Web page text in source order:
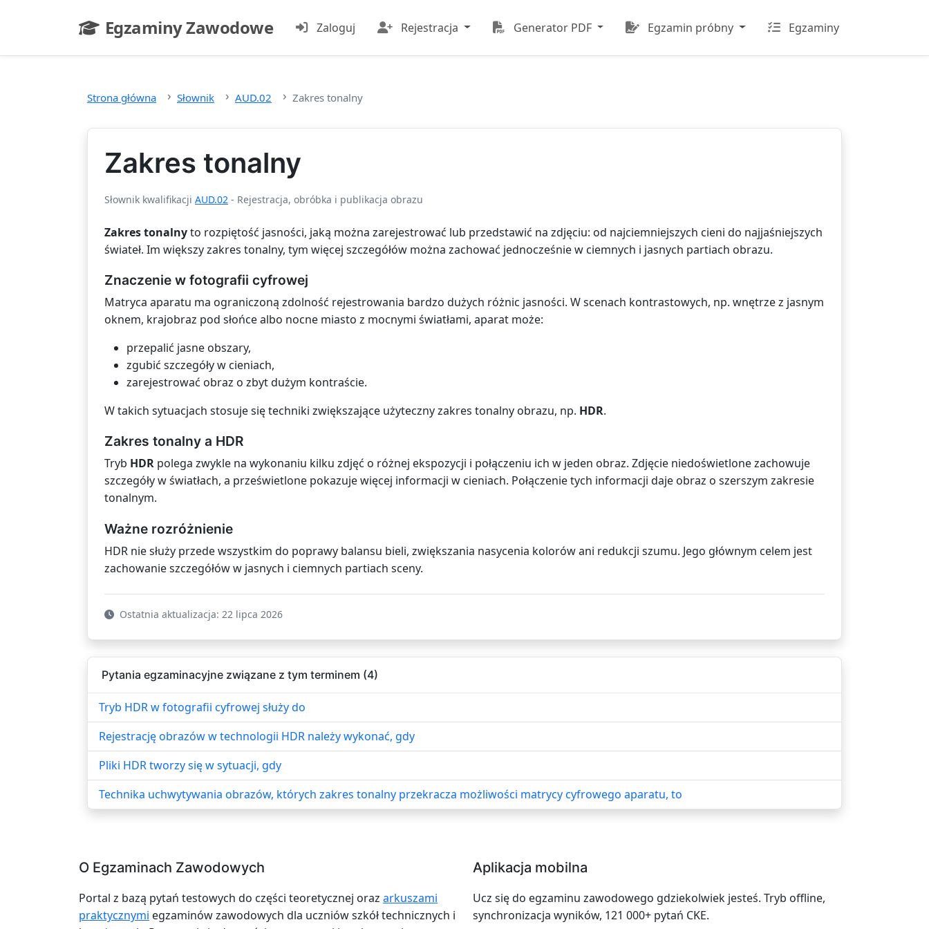
Egzaminy Zawodowe
- strona główna
Zaloguj Rejestracja Generator PDF Egzamin próbny Egzaminy
Strona główna Słownik AUD.02 Zakres tonalny
Zakres tonalny
Słownik kwalifikacji AUD.02 - Rejestracja, obróbka i publikacja obrazu
Zakres tonalnyto rozpiętość jasności, jaką można zarejestrować lub przedstawić na zdjęciu: od najciemniejszych cieni do najjaśniejszych
świateł. Im większy zakres tonalny, tym więcej szczegółów można zachować jednocześnie w ciemnych i jasnych partiach obrazu.
Znaczenie w fotografii cyfrowej
Matryca aparatu ma ograniczoną zdolność rejestrowania bardzo dużych różnic jasności. W scenach kontrastowych, np. wnętrze z jasnym
oknem, krajobraz pod słońce albo nocne miasto z mocnymi światłami, aparat może:
przepalić jasne obszary,
zgubić szczegóły w cieniach,
zarejestrować obraz o zbyt dużym kontraście.
W takich sytuacjach stosuje się techniki zwiększające użyteczny zakres tonalny obrazu, np. HDR.
Zakres tonalny a HDR
Tryb HDR polega zwykle na wykonaniu kilku zdjęć o różnej ekspozycji i połączeniu ich w jeden obraz. Zdjęcie niedoświetlone zachowuje
szczegóły w światłach, a prześwietlone pokazuje więcej informacji w cieniach. Połączenie tych informacji daje obraz o szerszym zakresie
tonalnym.
Ważne rozróżnienie
HDR nie służy przede wszystkim do poprawy balansu bieli, zwiększania nasycenia kolorów ani redukcji szumu. Jego głównym celem jest
zachowanie szczegółów w jasnych i ciemnych partiach sceny.
Ostatnia aktualizacja: 22 lipca 2026
Pytania egzaminacyjne związane z tym terminem (4)
Tryb HDR w fotografii cyfrowej służy do
Rejestrację obrazów w technologii HDR należy wykonać, gdy
Pliki HDR tworzy się w sytuacji, gdy
Technika uchwytywania obrazów, których zakres tonalny przekracza możliwości matrycy cyfrowego aparatu, to
O Egzaminach Zawodowych
Portal z bazą pytań testowych do części teoretycznej oraz arkuszami
praktycznymi egzaminów zawodowych dla uczniów szkół technicznych i
Aplikacja mobilna
Ucz się do egzaminu zawodowego gdziekolwiek jesteś. Tryb offline,
synchronizacja wyników, 121 000+ pytań CKE.